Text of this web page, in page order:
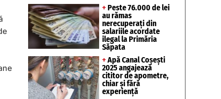
+ Peste 76.000 de lei
au rămas
nerecuperați din
salariile acordate
ilegal la Primăria
Săpata
+ Apă Canal Coșești
2025 angajează
cititor de apometre,
chiar și fără
experiență